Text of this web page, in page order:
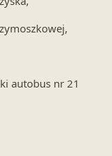
autobus nr 21